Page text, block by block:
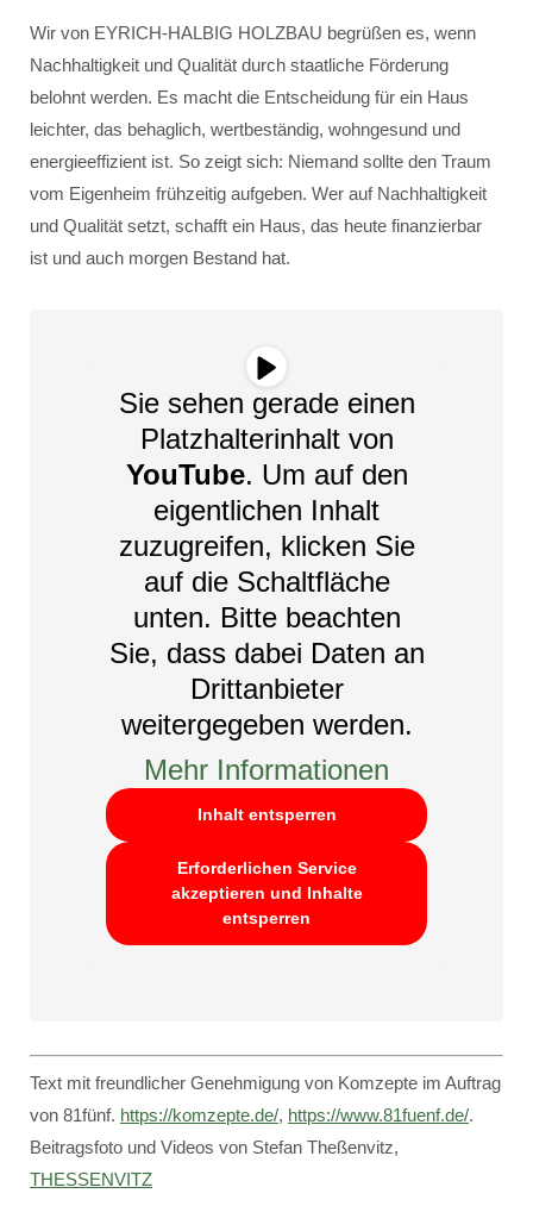
Wir von EYRICH-HALBIG HOLZBAU begrüßen es, wenn
Nachhaltigkeit und Qualität durch staatliche Förderung
belohnt werden. Es macht die Entscheidung für ein Haus
leichter, das behaglich, wertbeständig, wohngesund und
energieeffizient ist. So zeigt sich: Niemand sollte den Traum
vom Eigenheim frühzeitig aufgeben. Wer auf Nachhaltigkeit
und Qualität setzt, schafft ein Haus, das heute finanzierbar
ist und auch morgen Bestand hat.
Sie sehen gerade einen
Platzhalterinhalt von
YouTube. Um auf den
eigentlichen Inhalt
zuzugreifen, klicken Sie
auf die Schaltfläche
unten. Bitte beachten
Sie, dass dabei Daten an
Drittanbieter
weitergegeben werden.
Mehr Informationen
Inhalt entsperren
Erforderlichen Service
akzeptieren und Inhalte
entsperren
Text mit freundlicher Genehmigung von Komzepte im Auftrag
von 81fünf. https://komzepte.de/, https://www.81fuenf.de/.
Beitragsfoto und Videos von Stefan Theßenvitz,
THESSENVITZ